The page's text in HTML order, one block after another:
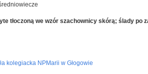
tłoczoną we wzór szachownicy skórą; ślady po
kolegiacka NPMarii w Głogowie